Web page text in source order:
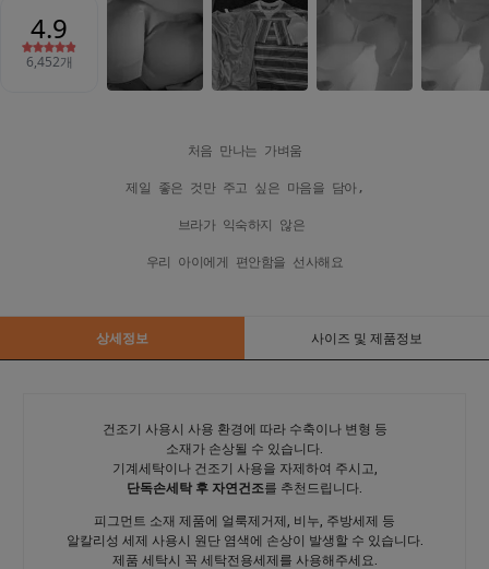
우리 아이에게 편안함을 선사해요
상세정보 사이즈 및 제품정보
건조기 사용시 사용 환경에 따라 수축이나 변형 등
소재가 손상될 수 있습니다.
기계세탁이나 건조기 사용을 자제하여 주시고,
단독손세탁 후 자연건조를 추천드립니다.
피그먼트 소재 제품에 얼룩제거제, 비누, 주방세제 등
알칼리성 세제 사용시 원단 염색에 손상이 발생할 수 있습니다.
제품 세탁시 꼭 세탁전용세제를 사용해주세요.